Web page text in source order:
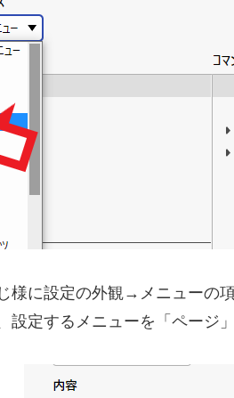
様に設定の外観→メニューの
設定するメニューを「ページ